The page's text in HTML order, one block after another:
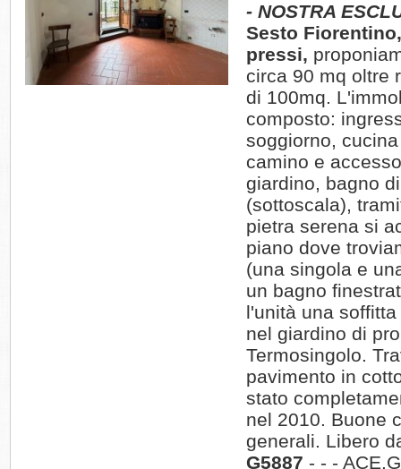
- NOSTRA
Sesto
pressi,
circa 90 mq oltre
di 100mq.
composto:
soggiorno,
camino e
giardino, bagno
(sottoscala),
pietra serena si
piano dove
(una singola e
un bagno
l'unità una
nel giardino di
Termosingolo.
pavimento in
stato
nel 2010. Buone
generali. Libero
G5887 - - - ACE.G